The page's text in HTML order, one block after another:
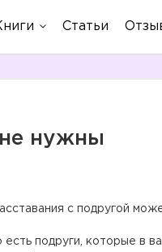
Статьи
нужны
с подругой
есть подруги, которые в